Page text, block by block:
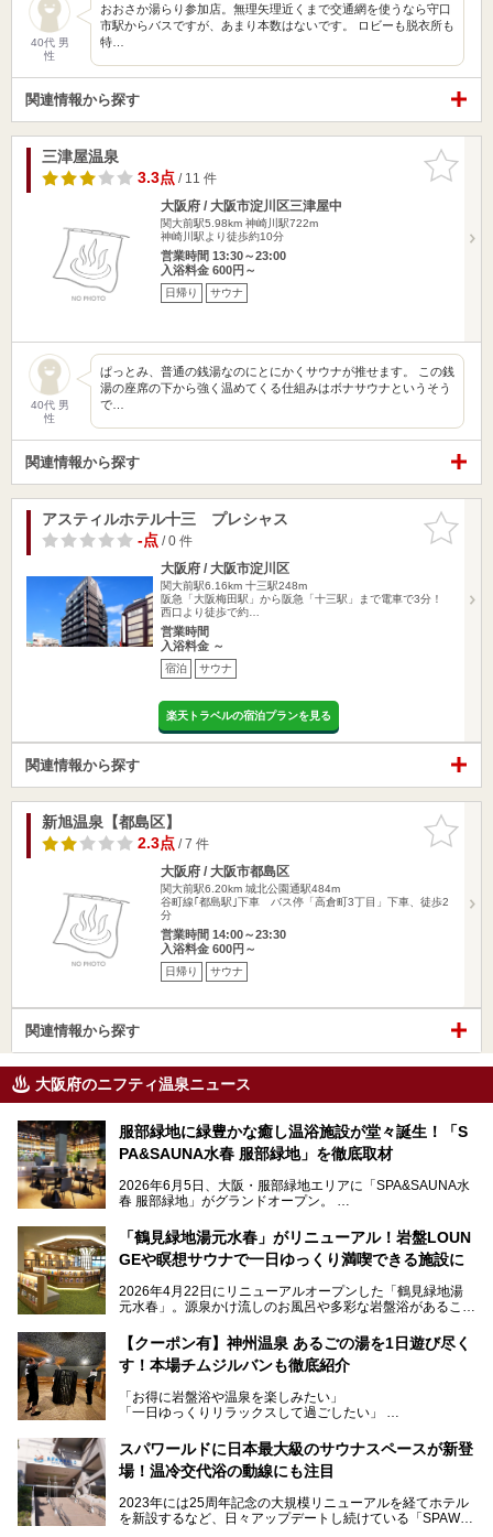
40代 男
性
おおさか湯らり参加店。無理矢理近くまで交通網を使うなら守口
市駅からバスですが、あまり本数はないです。 ロビーも脱衣所も
特…
関連情報から探す
お気に入
りに追加
三津屋温泉
3.3点/ 11 件
大阪府 / 大阪市淀川区三津屋中
関大前駅5.98km 神崎川駅722m
神崎川駅より徒歩約10分
営業時間 13:30～23:00
入浴料金 600円～
日帰り サウナ
40代 男
性
ぱっとみ、普通の銭湯なのにとにかくサウナが推せます。 この銭
湯の座席の下から強く温めてくる仕組みはボナサウナというそう
で…
関連情報から探す
お気に入
りに追加
アスティルホテル十三 プレシャス
-点/ 0 件
大阪府 / 大阪市淀川区
関大前駅6.16km 十三駅248m
阪急「大阪梅田駅」から阪急「十三駅」まで電車で3分！
西口より徒歩で約…
営業時間
入浴料金 ～
宿泊 サウナ
楽天トラベルの宿泊プランを見る
関連情報から探す
お気に入
りに追加
新旭温泉【都島区】
2.3点/ 7 件
大阪府 / 大阪市都島区
関大前駅6.20km 城北公園通駅484m
谷町線｢都島駅｣下車 バス停「高倉町3丁目」下車、徒歩2
分
営業時間 14:00～23:30
入浴料金 600円～
日帰り サウナ
関連情報から探す
大阪府のニフティ温泉ニュース
服部緑地に緑豊かな癒し温浴施設が堂々誕生！「S
PA&SAUNA水春 服部緑地」を徹底取材
2026年6月5日、大阪・服部緑地エリアに「SPA&SAUNA水
春 服部緑地」がグランドオープン。
当初の計画から約5年の時を経て誕生した本施設は、温泉・
サウナ・岩盤浴・フィットネス・ラウンジ・レストランなど
を融合した、これまでの“水春”のイメージをさらに進化させ
今回はオープン前の内覧会に参加し、館内のこだわりポイン
サウナー注目の3種のサウナや160cmの深水風呂、没入感の
高い岩盤浴エリア、日本最大の台数を誇る最新AIフィットネ
スマシンなど、見どころ満載の館内を詳しくご紹介します。
「鶴見緑地湯元水春」がリニューアル！岩盤LOUN
GEや瞑想サウナで一日ゆっくり満喫できる施設に
2026年4月22日にリニューアルオープンした「鶴見緑地湯
元水春」。源泉かけ流しのお風呂や多彩な岩盤浴があること
に“一日中くつろげる場所”としてパワーアップしています。
今回のリニューアルでは、新たに登場した瞑想サウナをはじ
見どころが盛りだくさん。日常の疲れを癒やしたい方はもち
ろん、休日にゆったり過ごしたい方にもぴったりの内容とな
本記事では、そんなリニューアル後の注目ポイントを詳しく
紹介します。これから「鶴見緑地湯元水春」に訪れる方や、
い。
【クーポン有】神州温泉 あるごの湯を1日遊び尽く
す！本場チムジルバンも徹底紹介
「お得に岩盤浴や温泉を楽しみたい」
「一日ゆっくりリラックスして過ごしたい」
利用できる「神州温泉 あるごの湯」です。
あるごの湯は、大阪府豊中市にある日帰り温浴施設で、阪急
チムジルバン（岩盤浴）を中心に、発汗・リラックス・漫画
タイムまで満喫できる長時間滞在型の施設なので、一日中ゆ
スパワールドに日本最大級のサウナスペースが新登
場！温冷交代浴の動線にも注目
2023年には25周年記念の大規模リニューアルを経てホテル
を新設するなど、日々アップデートし続けている「SPAWO